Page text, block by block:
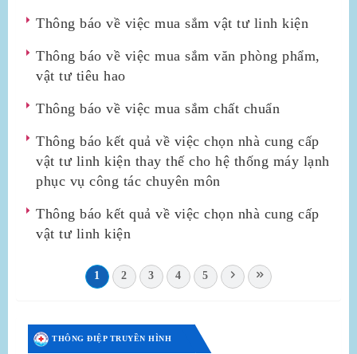
Thông báo về việc mua sắm vật tư linh kiện
Thông báo về việc mua sắm văn phòng phẩm,
vật tư tiêu hao
Thông báo về việc mua sắm chất chuẩn
Thông báo kết quả về việc chọn nhà cung cấp
vật tư linh kiện thay thế cho hệ thống máy lạnh
phục vụ công tác chuyên môn
Thông báo kết quả về việc chọn nhà cung cấp
vật tư linh kiện
1 2 3 4 5
THÔNG ĐIỆP TRUYỀN HÌNH